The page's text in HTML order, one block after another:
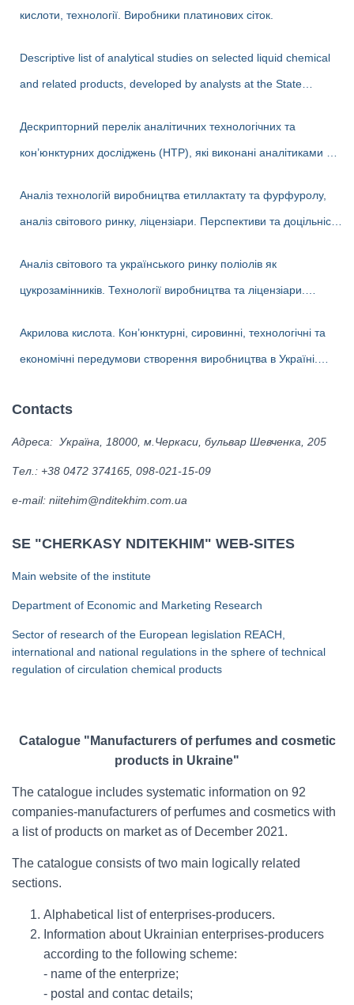
кислоти, технології. Виробники платинових сіток.
Descriptive list of analytical studies on selected liquid chemical
and related products, developed by analysts at the State
Economic Information in the Chemical Industry» in 2023-2025
(EN version)
Дескрипторний перелік аналітичних технологічних та
кон’юнктурних досліджень (НТР), які виконані аналітиками ДП
Аналіз технологій виробництва етиллактату та фурфуролу,
аналіз світового ринку, ліцензіари. Перспективи та доцільність
Аналіз світового та українського ринку поліолів як
цукрозамінників. Технології виробництва та ліцензіари.
Україні
Акрилова кислота. Кон’юнктурні, сировинні, технологічні та
економічні передумови створення виробництва в Україні.
ліцензіари.
Contacts
Адреса: Україна, 18000, м.Черкаси, бульвар Шевченка, 205
Тел.: +38 0472 374165, 098-021-15-09
е-mail: niitehim@nditekhim.com.ua
SE "CHERKASY NDITEKHIM" WEB-SITES
Main website of the institute
Department of Economic and Marketing Research
Sector of research of the European legislation REACH,
international and national regulations in the sphere of technical
regulation of circulation chemical products
Catalogue "Manufacturers of perfumes and cosmetic
products in Ukraine"
The catalogue includes systematic information on 92
companies-manufacturers of perfumes and cosmetics with
a list of products on market as of December 2021.
The catalogue consists of two main logically related
sections.
Alphabetical list of enterprises-producers.
Information about Ukrainian enterprises-producers
according to the following scheme:
- name of the enterprize;
- postal and contac details;